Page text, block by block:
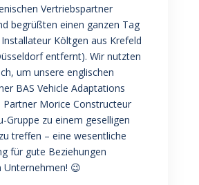
Vertriebspartner
begrüßten einen ganzen Tag
Költgen aus Krefeld
entfernt). Wir nutzten
um unsere englischen
BAS Vehicle Adaptations
Partner Morice Constructeur
Gruppe zu einem geselligen
treffen – eine wesentliche
für gute Beziehungen
Unternehmen! 😉